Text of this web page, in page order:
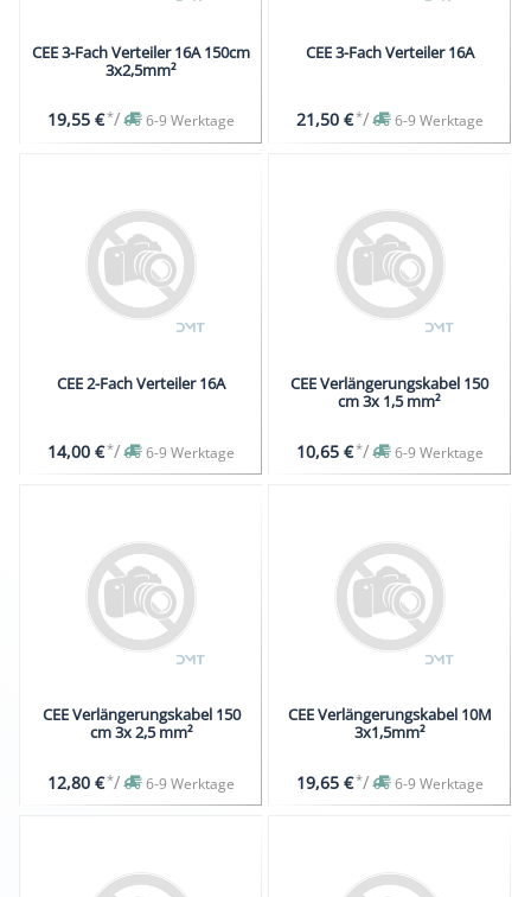
CEE 3-Fach Verteiler 16A 150cm
3x2,5mm²
19,55 €*/ 6-9 Werktage
CEE 3-Fach Verteiler 16A
21,50 €*/ 6-9 Werktage
CEE 2-Fach Verteiler 16A
14,00 €*/ 6-9 Werktage
CEE Verlängerungskabel 150
cm 3x 1,5 mm²
10,65 €*/ 6-9 Werktage
CEE Verlängerungskabel 150
cm 3x 2,5 mm²
12,80 €*/ 6-9 Werktage
CEE Verlängerungskabel 10M
3x1,5mm²
19,65 €*/ 6-9 Werktage